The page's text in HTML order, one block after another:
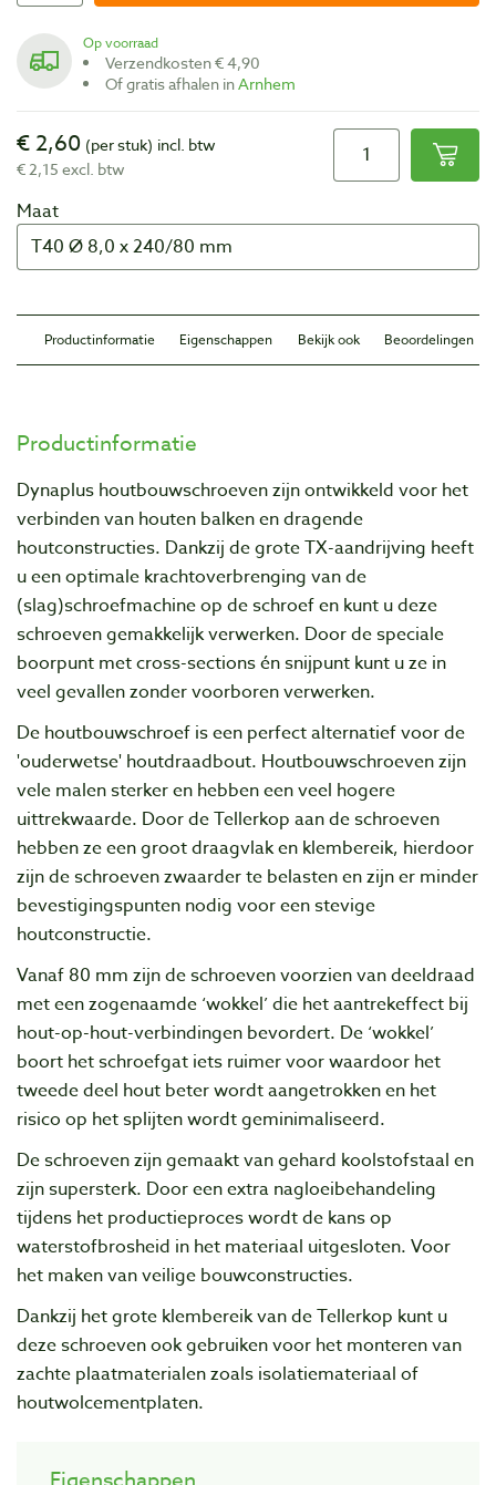
Op voorraad
Verzendkosten € 4,90
Of gratis afhalen inArnhem
€ 2,60 (per stuk) incl. btw
€ 2,15 excl. btw
Maat
Productinformatie Eigenschappen Bekijk ook Beoordelingen
Productinformatie
Dynaplus houtbouwschroeven zijn ontwikkeld voor het
verbinden van houten balken en dragende
houtconstructies. Dankzij de grote TX-aandrijving heeft
u een optimale krachtoverbrenging van de
(slag)schroefmachine op de schroef en kunt u deze
schroeven gemakkelijk verwerken. Door de speciale
boorpunt met cross-sections én snijpunt kunt u ze in
veel gevallen zonder voorboren verwerken.
De houtbouwschroef is een perfect alternatief voor de
'ouderwetse' houtdraadbout. Houtbouwschroeven zijn
vele malen sterker en hebben een veel hogere
uittrekwaarde. Door de Tellerkop aan de schroeven
hebben ze een groot draagvlak en klembereik, hierdoor
zijn de schroeven zwaarder te belasten en zijn er minder
bevestigingspunten nodig voor een stevige
houtconstructie.
Vanaf 80 mm zijn de schroeven voorzien van deeldraad
met een zogenaamde ‘wokkel’ die het aantrekeffect bij
hout-op-hout-verbindingen bevordert. De ‘wokkel’
boort het schroefgat iets ruimer voor waardoor het
tweede deel hout beter wordt aangetrokken en het
risico op het splijten wordt geminimaliseerd.
De schroeven zijn gemaakt van gehard koolstofstaal en
zijn supersterk. Door een extra nagloeibehandeling
tijdens het productieproces wordt de kans op
waterstofbrosheid in het materiaal uitgesloten. Voor
het maken van veilige bouwconstructies.
Dankzij het grote klembereik van de Tellerkop kunt u
deze schroeven ook gebruiken voor het monteren van
zachte plaatmaterialen zoals isolatiemateriaal of
houtwolcementplaten.
Eigenschappen